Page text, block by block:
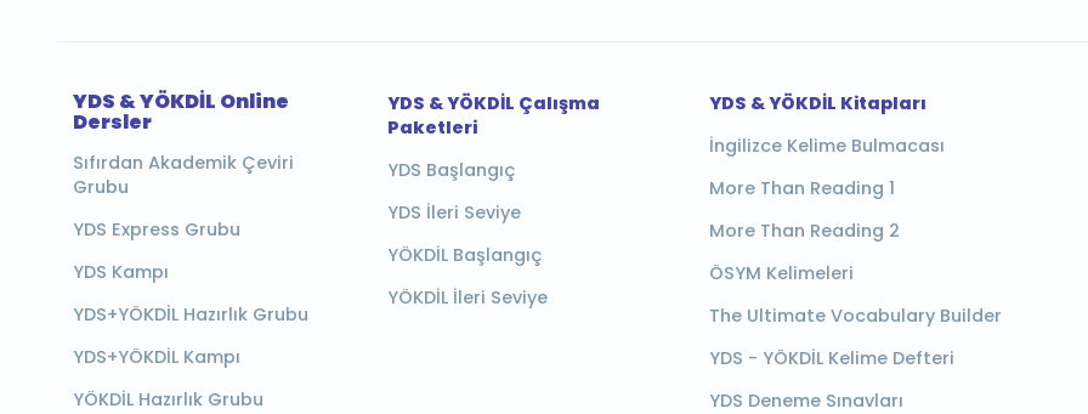
YDS & YÖKDİL Online
Dersler
Sıfırdan Akademik Çeviri
Grubu
YDS Express Grubu
YDS Kampı
YDS+YÖKDİL Hazırlık Grubu
YDS+YÖKDİL Kampı
YÖKDİL Hazırlık Grubu
YDS & YÖKDİL Çalışma
Paketleri
YDS Başlangıç
YDS İleri Seviye
YÖKDİL Başlangıç
YÖKDİL İleri Seviye
YDS & YÖKDİL Kitapları
İngilizce Kelime Bulmacası
More Than Reading 1
More Than Reading 2
ÖSYM Kelimeleri
The Ultimate Vocabulary Builder
YDS - YÖKDİL Kelime Defteri
YDS Deneme Sınavları